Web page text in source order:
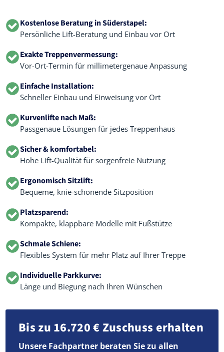
Kostenlose Beratung in Süderstapel:
Persönliche Lift-Beratung und Einbau vor Ort
Exakte Treppenvermessung:
Vor-Ort-Termin für millimetergenaue Anpassung
Einfache Installation:
Schneller Einbau und Einweisung vor Ort
Kurvenlifte nach Maß:
Passgenaue Lösungen für jedes Treppenhaus
Sicher & komfortabel:
Hohe Lift-Qualität für sorgenfreie Nutzung
Ergonomisch Sitzlift:
Bequeme, knie-schonende Sitzposition
Platzsparend:
Kompakte, klappbare Modelle mit Fußstütze
Schmale Schiene:
Flexibles System für mehr Platz auf Ihrer Treppe
Individuelle Parkkurve:
Länge und Biegung nach Ihren Wünschen
Bis zu 16.720 € Zuschuss erhalten
Unsere Fachpartner beraten Sie zu allen